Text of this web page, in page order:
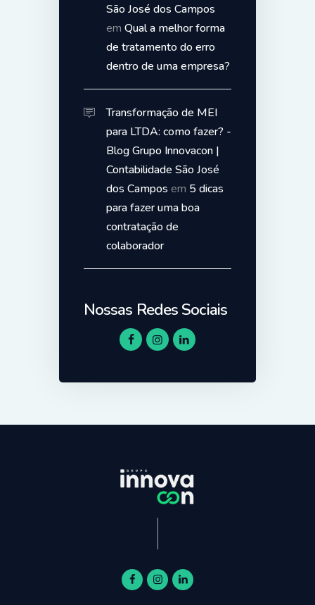
São José dos Campos
em Qual a melhor forma
de tratamento do erro
dentro de uma empresa?
Transformação de MEI
para LTDA: como fazer? -
Blog Grupo Innovacon |
Contabilidade São José
dos Campos em 5 dicas
para fazer uma boa
contratação de
colaborador
Nossas Redes Sociais